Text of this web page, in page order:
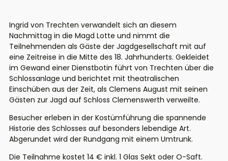
Ingrid von Trechten verwandelt sich an diesem
Nachmittag in die Magd Lotte und nimmt die
Teilnehmenden als Gäste der Jagdgesellschaft mit auf
eine Zeitreise in die Mitte des 18. Jahrhunderts. Gekleidet
im Gewand einer Dienstbotin führt von Trechten über die
Schlossanlage und berichtet mit theatralischen
Einschüben aus der Zeit, als Clemens August mit seinen
Gästen zur Jagd auf Schloss Clemenswerth verweilte.
Besucher erleben in der Kostümführung die spannende
Historie des Schlosses auf besonders lebendige Art.
Abgerundet wird der Rundgang mit einem Umtrunk.
Die Teilnahme kostet 14 € inkl. 1 Glas Sekt oder O-Saft.